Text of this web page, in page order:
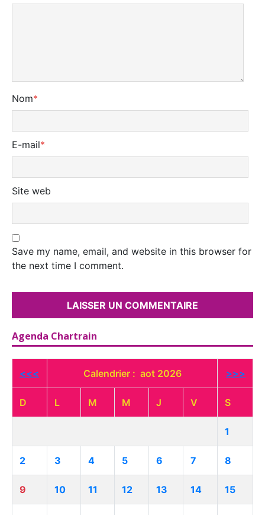
Nom*
E-mail*
Site web
Save my name, email, and website in this browser for
the next time I comment.
Agenda Chartrain
<<< Calendrier : aot 2026 >>>
D L M M J V S
1
2 3 4 5 6 7 8
9 10 11 12 13 14 15